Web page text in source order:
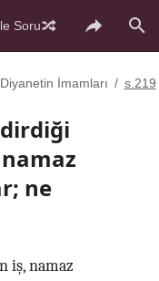
Soru
İmamları / s.219
ne
iş, namaz